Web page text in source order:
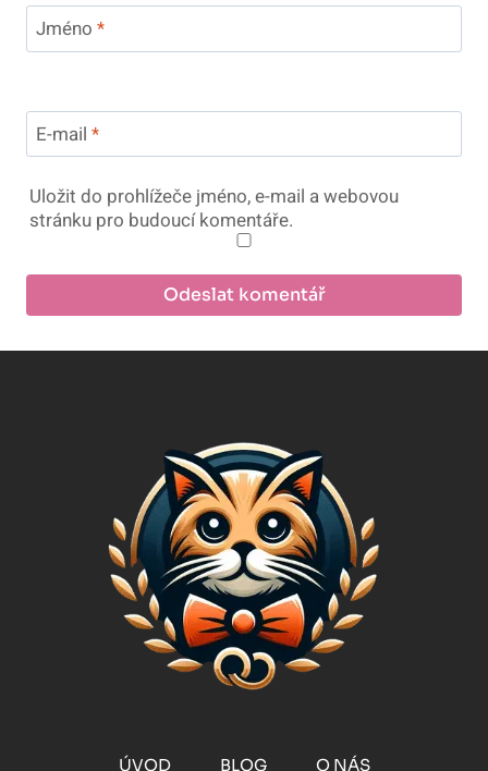
Jméno *
E-mail *
Uložit do prohlížeče jméno, e-mail a webovou
stránku pro budoucí komentáře.
ÚVOD BLOG O NÁS